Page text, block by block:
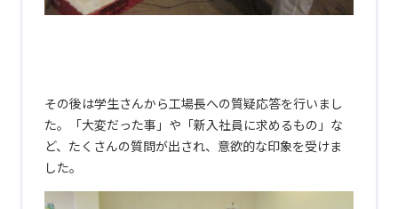
その後は学生さんから工場長への質疑応答を行いまし
た。「大変だった事」や「新入社員に求めるもの」な
ど、たくさんの質問が出され、意欲的な印象を受けま
した。